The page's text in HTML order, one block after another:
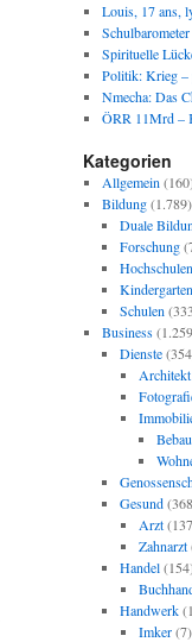
Louis, 17 ans,
Spirituelle
Politik: Krieg –
Nmecha: Das
ÖRR 11Mrd –
Kategorien
Allgemein
Bildung(1.789)
Duale
Forschung
Hochschulen
Kindergarten
Schulen
Business
Dienste
Architekt
Gesund
Arzt
Zahnarzt
Handel
Handwerk
Imker(7)